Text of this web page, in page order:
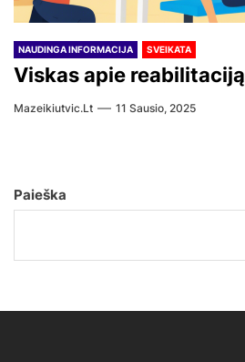
NAUDINGA INFORMACIJA SVEIKATA
Viskas apie reabilitaciją
Mazeikiutvic.lt 11 Sausio, 2025
Paieška